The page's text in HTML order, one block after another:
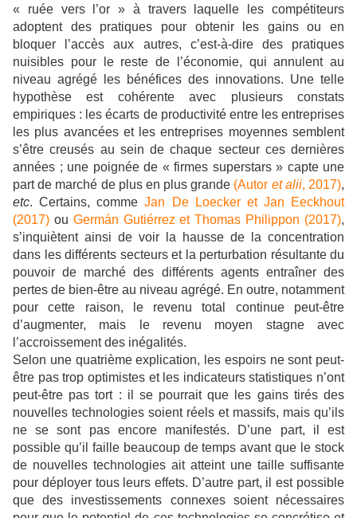
« ruée vers l’or » à travers laquelle les compétiteurs
adoptent des pratiques pour obtenir les gains ou en
bloquer l’accès aux autres, c’est-à-dire des pratiques
nuisibles pour le reste de l’économie, qui annulent au
niveau agrégé les bénéfices des innovations. Une telle
hypothèse est cohérente avec plusieurs constats
empiriques : les écarts de productivité entre les entreprises
les plus avancées et les entreprises moyennes semblent
s’être creusés au sein de chaque secteur ces dernières
années ; une poignée de « firmes superstars » capte une
part de marché de plus en plus grande (Autor et alii, 2017),
etc. Certains, comme Jan De Loecker et Jan Eeckhout
(2017) ou Germán Gutiérrez et Thomas Philippon (2017),
s’inquiètent ainsi de voir la hausse de la concentration
dans les différents secteurs et la perturbation résultante du
pouvoir de marché des différents agents entraîner des
pertes de bien-être au niveau agrégé. En outre, notamment
pour cette raison, le revenu total continue peut-être
d’augmenter, mais le revenu moyen stagne avec
l’accroissement des inégalités.
Selon une quatrième explication, les espoirs ne sont peut-
être pas trop optimistes et les indicateurs statistiques n’ont
peut-être pas tort : il se pourrait que les gains tirés des
nouvelles technologies soient réels et massifs, mais qu’ils
ne se sont pas encore manifestés. D’une part, il est
possible qu’il faille beaucoup de temps avant que le stock
de nouvelles technologies ait atteint une taille suffisante
pour déployer tous leurs effets. D’autre part, il est possible
que des investissements connexes soient nécessaires